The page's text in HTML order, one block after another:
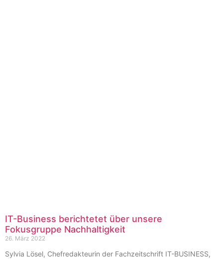
IT-Business berichtetet über unsere
Fokusgruppe Nachhaltigkeit
26. März 2022
Sylvia Lösel, Chefredakteurin der Fachzeitschrift IT-BUSINESS,